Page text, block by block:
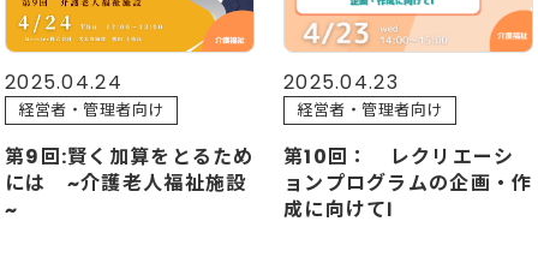
2025.04.24
経営者・管理者向け
第9回:賢く加算をとるため
には ~介護老人福祉施設
~
2025.04.23
経営者・管理者向け
第10回： レクリエーシ
ョンプログラムの企画・作
成に向けてⅠ